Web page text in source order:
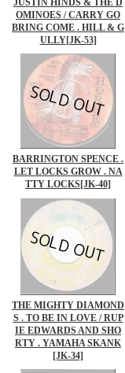
JUSTIN HINDS & THE D
OMINOES / CARRY GO
BRING COME . HILL & G
ULLY[JK-53]
BARRINGTON SPENCE .
LET LOCKS GROW . NA
TTY LOCKS[JK-40]
THE MIGHTY DIAMOND
S . TO BE IN LOVE / RUP
IE EDWARDS AND SHO
RTY . YAMAHA SKANK
[JK-34]